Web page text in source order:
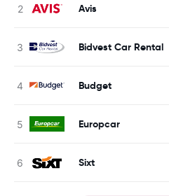
Avis
Bidvest Car Rental
Budget
Europcar
Sixt